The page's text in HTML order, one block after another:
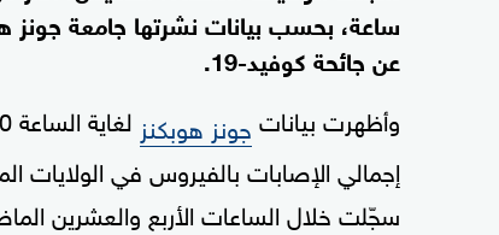
ساعة، بحسب بيانات نشرتها جامعة جونز
عن جائحة كوفيد-19.
وأظهرت بيانات جونز هوبكنز
سجّلت خلال الساعات الأربع والعشرين